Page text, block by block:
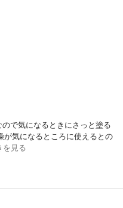
で気になるときにさっと塗る
が気になるところに使えるとの
を見る